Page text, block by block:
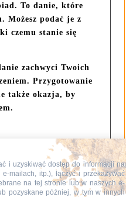
To danie, które
Możesz podać je z
czemu stanie się
zachwyci Twoich
Przygotowanie
także okazja, by
i uzyskiwać dostęp do informacji na
mailach, itp.), łączyć i przekazywać
na tej stronie lub w naszych e-
pozyskane później, w tym w innych